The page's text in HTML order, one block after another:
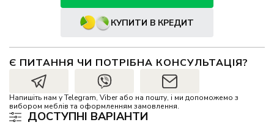
КУПИТИ В КРЕДИТ
Є ПИТАННЯ ЧИ ПОТРІБНА КОНСУЛЬТАЦІЯ?
Напишіть нам у Telegram, Viber або на пошту, і ми допоможемо з
вибором меблів та оформленням замовлення.
ДОСТУПНІ ВАРІАНТИ